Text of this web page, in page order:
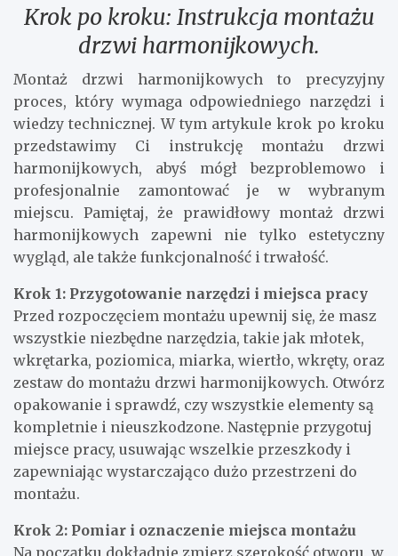
Krok po kroku: Instrukcja montażu
drzwi harmonijkowych.
Montaż drzwi harmonijkowych to precyzyjny
proces, który wymaga odpowiedniego narzędzi i
wiedzy technicznej. W tym artykule krok po kroku
przedstawimy Ci instrukcję montażu drzwi
harmonijkowych, abyś mógł bezproblemowo i
profesjonalnie zamontować je w wybranym
miejscu. Pamiętaj, że prawidłowy montaż drzwi
harmonijkowych zapewni nie tylko estetyczny
wygląd, ale także funkcjonalność i trwałość.
Krok 1: Przygotowanie narzędzi i miejsca pracy
Przed rozpoczęciem montażu upewnij się, że masz
wszystkie niezbędne narzędzia, takie jak młotek,
wkrętarka, poziomica, miarka, wiertło, wkręty, oraz
zestaw do montażu drzwi harmonijkowych. Otwórz
opakowanie i sprawdź, czy wszystkie elementy są
kompletnie i nieuszkodzone. Następnie przygotuj
miejsce pracy, usuwając wszelkie przeszkody i
zapewniając wystarczająco dużo przestrzeni do
montażu.
Krok 2: Pomiar i oznaczenie miejsca montażu